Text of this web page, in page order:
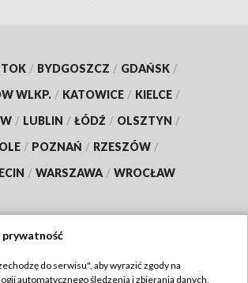
/ BYDGOSZCZ / GDAŃSK /
WLKP. / KATOWICE / KIELCE /
/ LUBLIN / ŁÓDŹ / OLSZTYN /
/ POZNAŃ / RZESZÓW /
/ WARSZAWA / WROCŁAW
prywatność
do serwisu", aby wyrazić zgody na
automatycznego śledzenia i zbierania danych,